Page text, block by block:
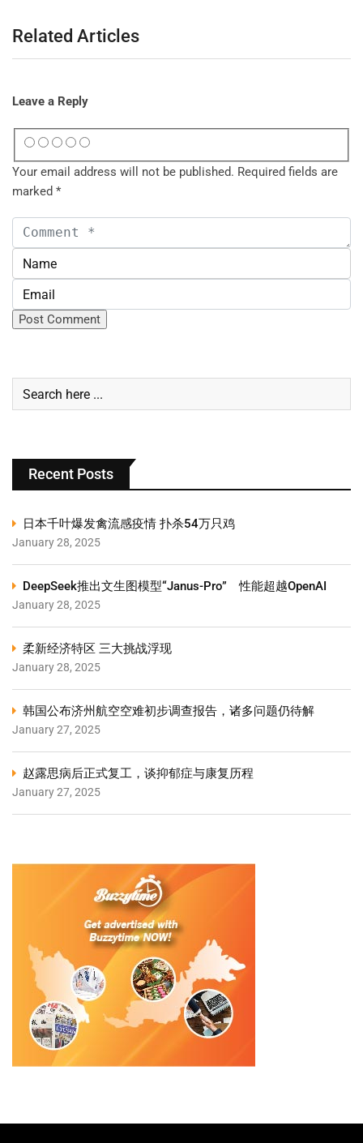
Related Articles
Leave a Reply
Your email address will not be published. Required fields are
marked *
Recent Posts
日本千叶爆发禽流感疫情 扑杀54万只鸡
January 28, 2025
DeepSeek推出文生图模型“Janus-Pro” 性能超越OpenAI
January 28, 2025
柔新经济特区 三大挑战浮现
January 28, 2025
韩国公布济州航空空难初步调查报告，诸多问题仍待解
January 27, 2025
赵露思病后正式复工，谈抑郁症与康复历程
January 27, 2025